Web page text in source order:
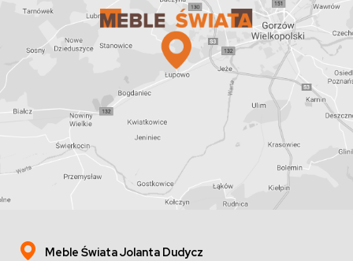
Meble Świata Jolanta Dudycz